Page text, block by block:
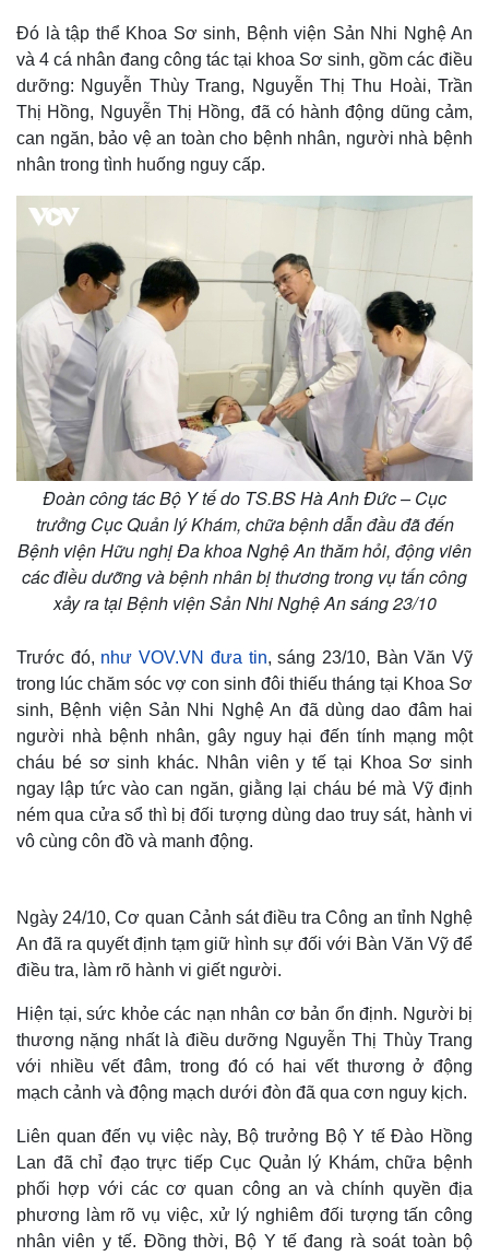
Quan sát
Cuộc sống đó đây
Hồ sơ
Video
Ảnh
E-Magazine
Infographic
Đó là tập thể Khoa Sơ sinh, Bệnh viện Sản Nhi Nghệ An
và 4 cá nhân đang công tác tại khoa Sơ sinh, gồm các điều
dưỡng: Nguyễn Thùy Trang, Nguyễn Thị Thu Hoài, Trần
Thị Hồng, Nguyễn Thị Hồng, đã có hành động dũng cảm,
can ngăn, bảo vệ an toàn cho bệnh nhân, người nhà bệnh
nhân trong tình huống nguy cấp.
Đoàn công tác Bộ Y tế do TS.BS Hà Anh Đức – Cục
trưởng Cục Quản lý Khám, chữa bệnh dẫn đầu đã đến
Bệnh viện Hữu nghị Đa khoa Nghệ An thăm hỏi, động viên
các điều dưỡng và bệnh nhân bị thương trong vụ tấn công
xảy ra tại Bệnh viện Sản Nhi Nghệ An sáng 23/10
Trước đó, như VOV.VN đưa tin, sáng 23/10, Bàn Văn Vỹ
trong lúc chăm sóc vợ con sinh đôi thiếu tháng tại Khoa Sơ
sinh, Bệnh viện Sản Nhi Nghệ An đã dùng dao đâm hai
người nhà bệnh nhân, gây nguy hại đến tính mạng một
cháu bé sơ sinh khác. Nhân viên y tế tại Khoa Sơ sinh
ngay lập tức vào can ngăn, giằng lại cháu bé mà Vỹ định
ném qua cửa sổ thì bị đối tượng dùng dao truy sát, hành vi
vô cùng côn đồ và manh động.
Ngày 24/10, Cơ quan Cảnh sát điều tra Công an tỉnh Nghệ
An đã ra quyết định tạm giữ hình sự đối với Bàn Văn Vỹ để
điều tra, làm rõ hành vi giết người.
Hiện tại, sức khỏe các nạn nhân cơ bản ổn định. Người bị
thương nặng nhất là điều dưỡng Nguyễn Thị Thùy Trang
với nhiều vết đâm, trong đó có hai vết thương ở động
mạch cảnh và động mạch dưới đòn đã qua cơn nguy kịch.
Liên quan đến vụ việc này, Bộ trưởng Bộ Y tế Đào Hồng
Lan đã chỉ đạo trực tiếp Cục Quản lý Khám, chữa bệnh
phối hợp với các cơ quan công an và chính quyền địa
phương làm rõ vụ việc, xử lý nghiêm đối tượng tấn công
nhân viên y tế. Đồng thời, Bộ Y tế đang rà soát toàn bộ